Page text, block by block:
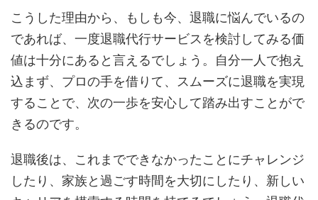
こうした理由から、もしも今、退職に悩んでいるの
であれば、一度退職代行サービスを検討してみる価
値は十分にあると言えるでしょう。自分一人で抱え
込まず、プロの手を借りて、スムーズに退職を実現
することで、次の一歩を安心して踏み出すことがで
きるのです。
退職後は、これまでできなかったことにチャレンジ
したり、家族と過ごす時間を大切にしたり、新しい